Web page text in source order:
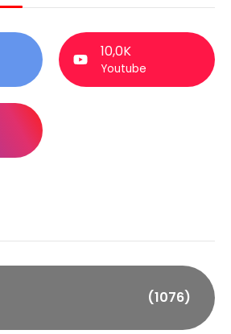
10,0K
Youtube
(1076)